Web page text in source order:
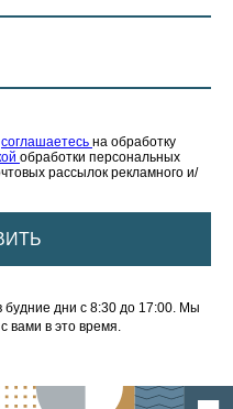
соглашаетесь на обработку
обработки персональных
рассылок рекламного и/
дни с 8:30 до 17:00. Мы
вами в это время.